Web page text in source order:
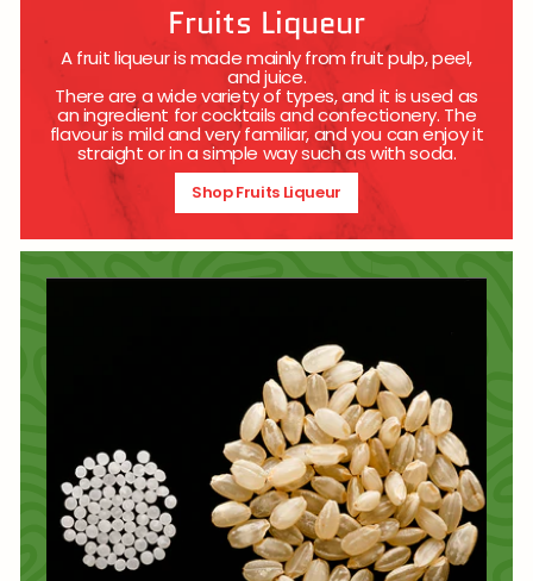
Fruits Liqueur
A fruit liqueur is made mainly from fruit pulp, peel,
and juice.
There are a wide variety of types, and it is used as
an ingredient for cocktails and confectionery. The
flavour is mild and very familiar, and you can enjoy it
straight or in a simple way such as with soda.
Shop Fruits Liqueur